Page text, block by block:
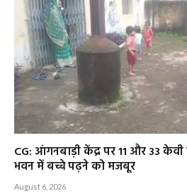
CG: आंगनबाड़ी केंद्र पर 11 और 33
भवन में बच्चे पढ़ने को मजबूर
August 6, 2026